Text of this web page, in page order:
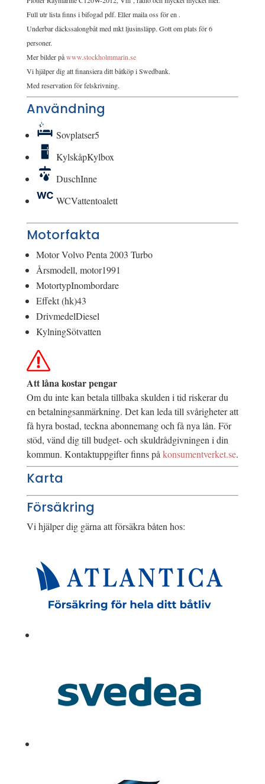
Full utr lista finns i bifogad pdf. Eller maila oss för en .
Underbar däckssalongbåt med mkt ljusinsläpp. Gott om plats för 6
personer.
Mer bilder påwww.stockholmmarin.se
Vi hjälper dig att finansiera ditt båtköp i Swedbank.
Med reservation för felskrivning.
Användning
Sovplatser5
KylskåpKylbox
DuschInne
WCVattentoalett
Motorfakta
MotorVolvo Penta 2003 Turbo
Årsmodell, motor1991
MotortypInombordare
Effekt (hk)43
DrivmedelDiesel
KylningSötvatten
Att låna kostar pengar
Om du inte kan betala tillbaka skulden i tid riskerar du
en betalningsanmärkning. Det kan leda till svårigheter att
få hyra bostad, teckna abonnemang och få nya lån. För
stöd, vänd dig till budget- och skuldrådgivningen i din
kommun. Kontaktuppgifter finns på konsumentverket.se.
Karta
Försäkring
Vi hjälper dig gärna att försäkra båten hos: